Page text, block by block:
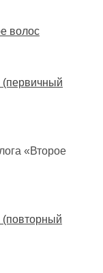
волос
(первичный
«Второе
(повторный